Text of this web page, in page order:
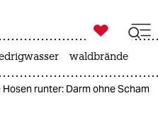
ich

taz zahl ich
waldbrände
Hosen runter: Darm ohne Scham